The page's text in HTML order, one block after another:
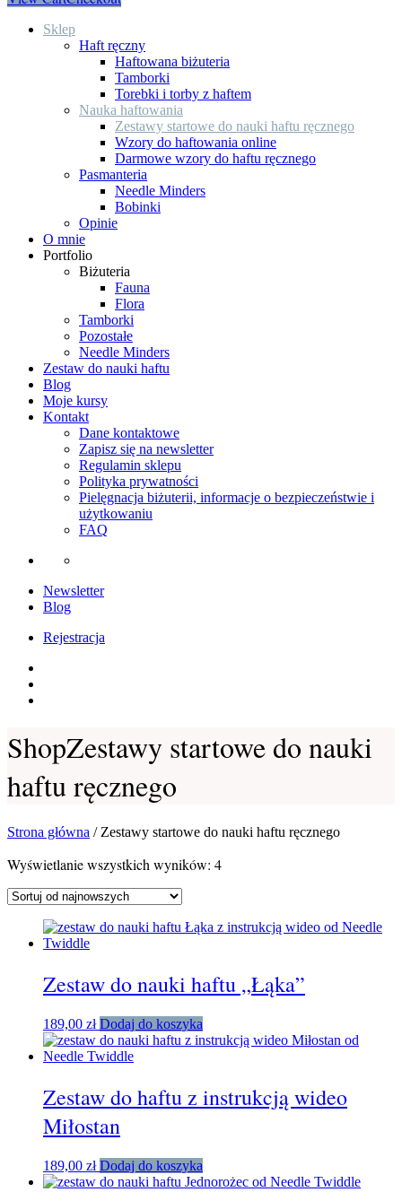
Sklep
Haft ręczny
Haftowana biżuteria
Tamborki
Torebki i torby z haftem
Nauka haftowania
Zestawy startowe do nauki haftu ręcznego
Wzory do haftowania online
Darmowe wzory do haftu ręcznego
Pasmanteria
Needle Minders
Bobinki
Opinie
O mnie
Portfolio
Biżuteria
Fauna
Flora
Tamborki
Pozostałe
Needle Minders
Zestaw do nauki haftu
Blog
Moje kursy
Kontakt
Dane kontaktowe
Zapisz się na newsletter
Regulamin sklepu
Polityka prywatności
Pielęgnacja biżuterii, informacje o bezpieczeństwie i
użytkowaniu
FAQ
Newsletter
Blog
Rejestracja
ShopZestawy startowe do nauki
haftu ręcznego
Strona główna / Zestawy startowe do nauki haftu ręcznego
Wyświetlanie wszystkich wyników: 4Posortowane
Zestaw do nauki haftu „Łąka”
189,00 zł Dodaj do koszyka
Zestaw do haftu z instrukcją wideo
Miłostan
189,00 zł Dodaj do koszyka